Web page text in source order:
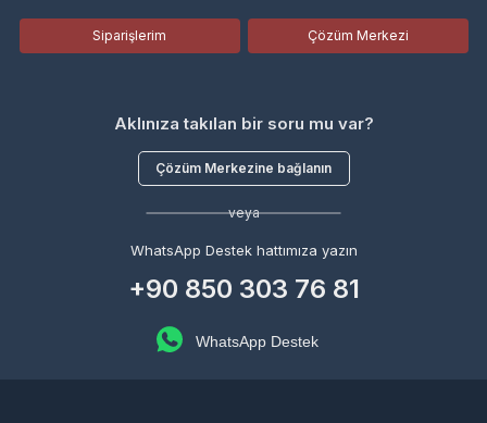
Siparişlerim Çözüm Merkezi
Aklınıza takılan bir soru mu var?
Çözüm Merkezine bağlanın
veya
WhatsApp Destek hattımıza yazın
+90 850 303 76 81
WhatsApp Destek